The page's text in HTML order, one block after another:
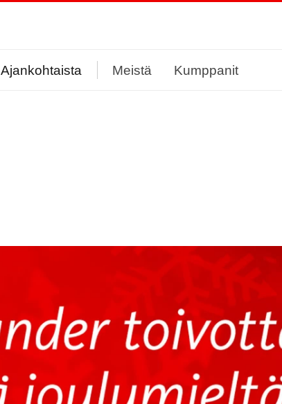
Ajankohtaista Meistä Kumppanit